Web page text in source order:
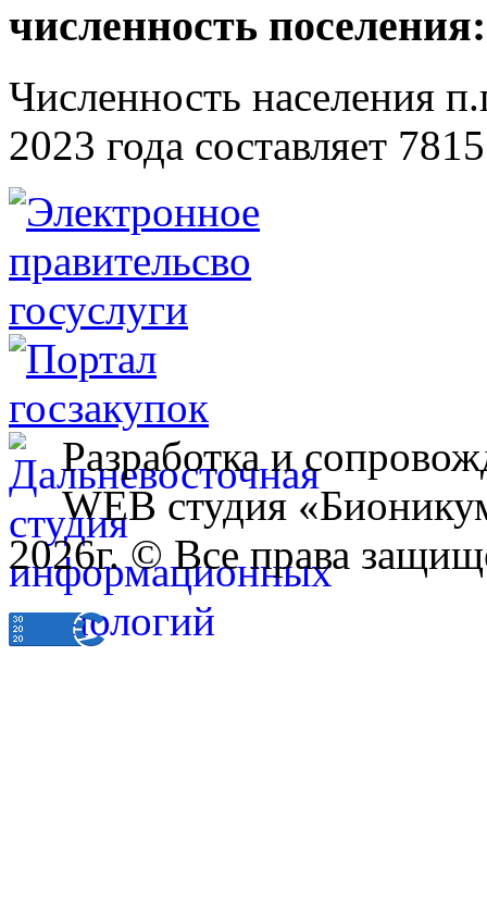
численность поселения:
Численность населения
2023 года составляет
Разработка и
WEB студия
2026г. © Все права